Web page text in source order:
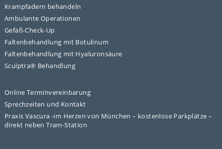
Krampfadern behandeln
Ambulante Operationen
Gefäß-Check-Up
Faltenbehandlung mit Botulinum
Faltenbehandlung mit Hyaluronsäure
Sculptra® Behandlung
Online Terminvereinbarung
Sprechzeiten und Kontakt
Praxis Vascura -im Herzen von München – kostenlose Parkplätze –
direkt neben Tram-Station